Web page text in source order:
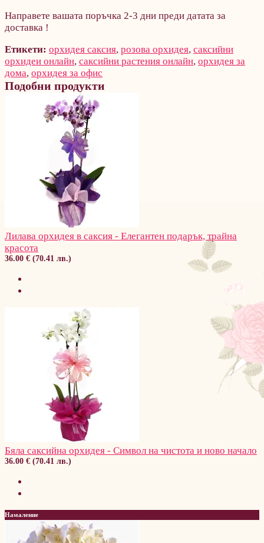
Направете вашата поръчка 2-3 дни преди датата за
доставка !
Етикети: орхидея саксия, розова орхидея, саксийни
орхидеи онлайн, саксийни растения онлайн, орхидея за
дома, орхидея за офис
Подобни продукти
Лилава орхидея в саксия - Елегантен подарък, трайна
красота
36.00 € (70.41 лв.)
Бяла саксийна орхидея - Символ на чистота и ново начало
36.00 € (70.41 лв.)
Намаление